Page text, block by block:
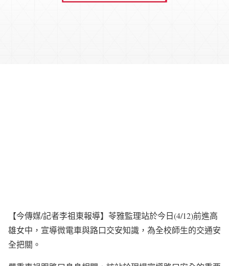
【今傳媒/記者李祖東報導】苓雅監理站於今日(4/12)前進高
雄女中，宣導微電車與路口交安知識，為全校師生的交通安
全把關。